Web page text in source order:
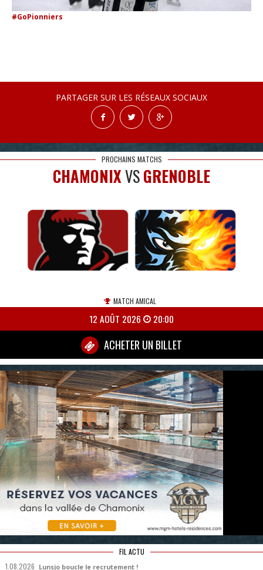
#GoPionniers
PARTAGER SUR LES RÉSEAUX SOCIAUX
PROCHAINS MATCHS
CHAMONIXVSGRENOBLE
MATCH AMICAL
12 AOÛT 2026 20:00
ACHETER UN BILLET
FIL ACTU
1.08.2026 Lunsjo boucle le recrutement !